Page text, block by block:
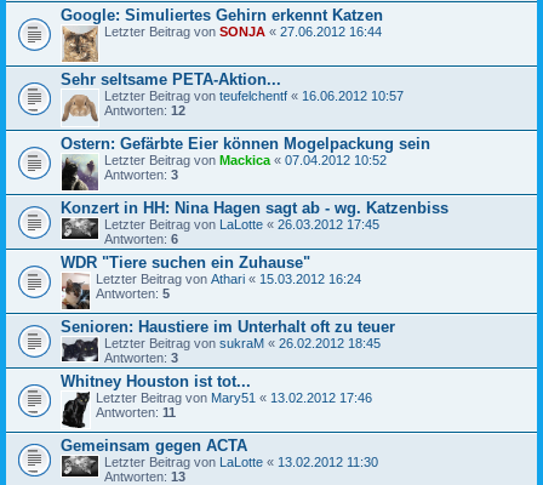
Google: Simuliertes Gehirn erkennt Katzen
Letzter Beitrag von SONJA « 27.06.2012 16:44
Sehr seltsame PETA-Aktion...
Letzter Beitrag von teufelchentf « 16.06.2012 10:57
Antworten: 12
Ostern: Gefärbte Eier können Mogelpackung sein
Letzter Beitrag von Mackica « 07.04.2012 10:52
Antworten: 3
Konzert in HH: Nina Hagen sagt ab - wg. Katzenbiss
Letzter Beitrag von LaLotte « 26.03.2012 17:45
Antworten: 6
WDR "Tiere suchen ein Zuhause"
Letzter Beitrag von Athari « 15.03.2012 16:24
Antworten: 5
Senioren: Haustiere im Unterhalt oft zu teuer
Letzter Beitrag von sukraM « 26.02.2012 18:45
Antworten: 3
Whitney Houston ist tot...
Letzter Beitrag von Mary51 « 13.02.2012 17:46
Antworten: 11
Gemeinsam gegen ACTA
Letzter Beitrag von LaLotte « 13.02.2012 11:30
Antworten: 13